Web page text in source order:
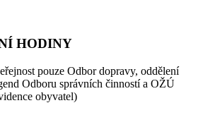
HODINY
pouze Odbor dopravy, oddělení
Odboru správních činností a OŽÚ
obyvatel)